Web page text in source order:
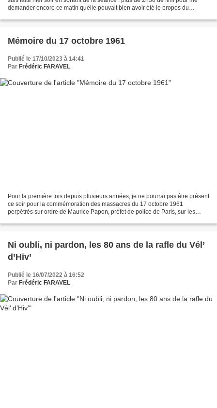
demander encore ce matin quelle pouvait bien avoir été le propos du
Mémoire du 17 octobre 1961
Publié le 17/10/2023 à 14:41
Par Frédéric FARAVEL
Pour la première fois depuis plusieurs années, je ne pourrai pas être présent
ce soir pour la commémoration des massacres du 17 octobre 1961
perpétrés sur ordre de Maurice Papon, préfet de police de Paris, sur les
Ni oubli, ni pardon, les 80 ans de la rafle du Vél’
d’Hiv’
Publié le 16/07/2022 à 16:52
Par Frédéric FARAVEL